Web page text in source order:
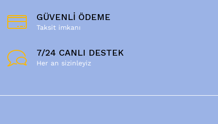
GÜVENLİ ÖDEME
Taksit imkanı
7/24 CANLI DESTEK
Her an sizinleyiz